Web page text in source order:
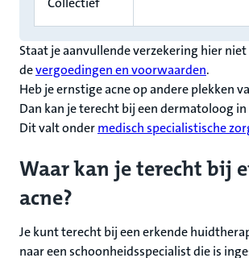
Staat je aanvullende verzekering hier
devergoedingen en voorwaarden.
Heb je ernstige acne op andere plekken
Dan kan je terecht bij een dermatoloog
Dit valt ondermedisch specialistische
Waar kan je terecht bij
acne?
Je kunt terecht bij een erkende
naar een schoonheidsspecialist die is